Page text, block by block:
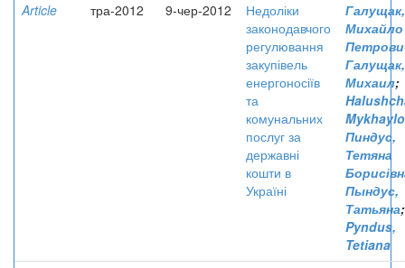
Article
тра-2012 9-чер-2012
Недоліки
законодавчого
регулювання
закупівель
енергоносіїв
та
комунальних
послуг за
державні
кошти в
Україні
Галущак,
Михайло
Галущак,
Михаил;
Mykhaylo
Пиндус,
Тетяна
Пындус,
Татьяна;
Pyndus,
Tetiana